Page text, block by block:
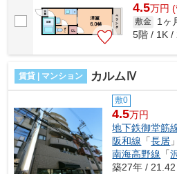
4.5万円
敷金 1ヶ
5階 / 1K /
賃貸 | マンション カルムⅣ
敷0
4.5万円
地下鉄御堂筋
阪和線 「長居
南海高野線 「
築27年 / 21.42